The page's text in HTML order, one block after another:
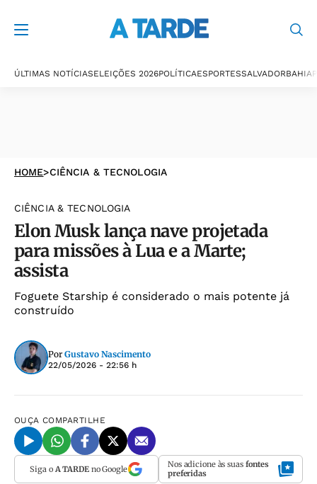
ÚLTIMAS NOTÍCIASELEIÇÕES 2026POLÍTICAESPORTESSALVADORBAHIA
HOME>CIÊNCIA & TECNOLOGIA
CIÊNCIA & TECNOLOGIA
Elon Musk lança nave projetada
para missões à Lua e a Marte;
assista
Foguete Starship é considerado o mais potente já
construído
Por Gustavo Nascimento
22/05/2026 - 22:56 h
OUÇA COMPARTILHE
Siga o A TARDEno Google Nos adicione às suas fontes
preferidas